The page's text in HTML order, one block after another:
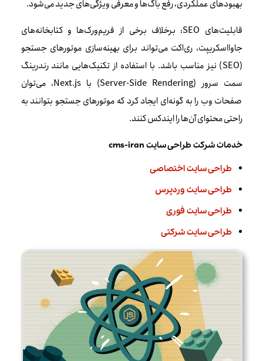
بهبودهای عملکردی، رفع باگ‌ها و معرفی ویژگی‌های جدید می‌شود.
قابلیت‌های SEO: برخلاف برخی از فریم‌ورک‌ها و کتابخانه‌های
جاوااسکریپت، ری‌اکت می‌تواند برای بهینه‌سازی موتورهای جستجو
(SEO) نیز مناسب باشد. با استفاده از تکنیک‌هایی مانند رندرینگ
سمت سرور (Server-Side Rendering) با Next.js، می‌توان
صفحات وب را به گونه‌ای ایجاد کرد که موتورهای جستجو بتوانند به
راحتی محتوای آن‌ها را ایندکس کنند.
خدمات شرکت طراحی سایت cms-iran
طراحی سایت اختصاصی
طراحی سایت وردپرس
طراحی سایت فوری
طراحی سایت شرکتی